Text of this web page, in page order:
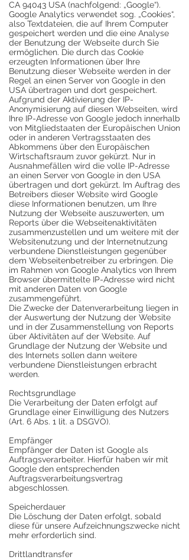
CA 94043 USA (nachfolgend: „Google“).
Google Analytics verwendet sog. „Cookies“,
also Textdateien, die auf Ihrem Computer
gespeichert werden und die eine Analyse
der Benutzung der Webseite durch Sie
ermöglichen. Die durch das Cookie
erzeugten Informationen über Ihre
Benutzung dieser Webseite werden in der
Regel an einen Server von Google in den
USA übertragen und dort gespeichert.
Aufgrund der Aktivierung der IP-
Anonymisierung auf diesen Webseiten, wird
Ihre IP-Adresse von Google jedoch innerhalb
von Mitgliedstaaten der Europäischen Union
oder in anderen Vertragsstaaten des
Abkommens über den Europäischen
Wirtschaftsraum zuvor gekürzt. Nur in
Ausnahmefällen wird die volle IP-Adresse
an einen Server von Google in den USA
übertragen und dort gekürzt. Im Auftrag des
Betreibers dieser Website wird Google
diese Informationen benutzen, um Ihre
Nutzung der Webseite auszuwerten, um
Reports über die Webseitenaktivitäten
zusammenzustellen und um weitere mit der
Websitenutzung und der Internetnutzung
verbundene Dienstleistungen gegenüber
dem Webseitenbetreiber zu erbringen. Die
im Rahmen von Google Analytics von Ihrem
Browser übermittelte IP-Adresse wird nicht
mit anderen Daten von Google
zusammengeführt.
Die Zwecke der Datenverarbeitung liegen in
der Auswertung der Nutzung der Website
und in der Zusammenstellung von Reports
über Aktivitäten auf der Website. Auf
Grundlage der Nutzung der Website und
des Internets sollen dann weitere
verbundene Dienstleistungen erbracht
werden.
Rechtsgrundlage
Die Verarbeitung der Daten erfolgt auf
Grundlage einer Einwilligung des Nutzers
(Art. 6 Abs. 1 lit. a DSGVO).
Empfänger
Empfänger der Daten ist Google als
Auftragsverarbeiter. Hierfür haben wir mit
Google den entsprechenden
Auftragsverarbeitungsvertrag
abgeschlossen.
Speicherdauer
Die Löschung der Daten erfolgt, sobald
diese für unsere Aufzeichnungszwecke nicht
mehr erforderlich sind.
Drittlandtransfer